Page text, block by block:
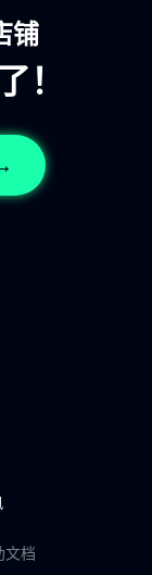
铺
！
文档